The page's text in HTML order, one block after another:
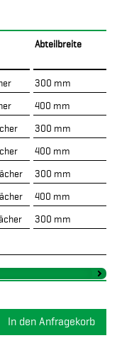
Abteilbreite
300 mm
400 mm
300 mm
400 mm
300 mm
400 mm
300 mm